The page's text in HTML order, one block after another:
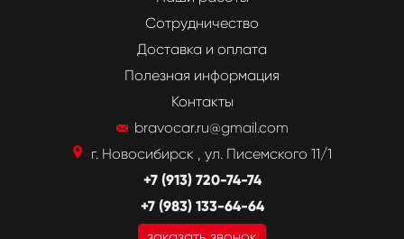
Сотрудничество
Доставка и оплата
Полезная информация
Контакты
bravocar.ru@gmail.com
г. Новосибирск , ул. Писемского 11/1
+7 (913) 720-74-74
+7 (983) 133-64-64